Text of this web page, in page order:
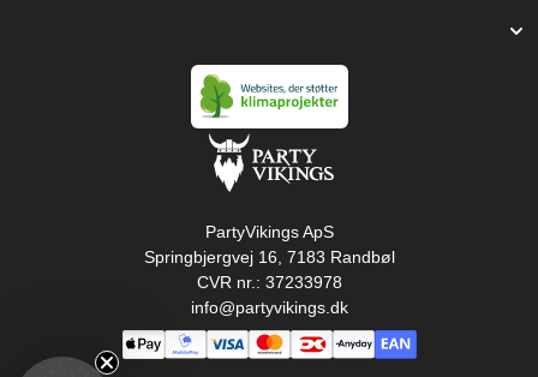
PartyVikings ApS
Springbjergvej 16, 7183 Randbøl
CVR nr.: 37233978
info@partyvikings.dk